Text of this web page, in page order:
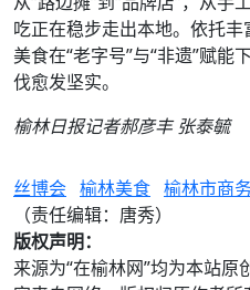
吃正在稳步走出本地。依托
美食在“老字号”与“非遗”赋能
伐愈发坚实。
榆林日报记者郝彦丰 张泰毓
丝博会 榆林美食 榆林市商
（责任编辑：唐秀）
版权声明：
来源为“在榆林网”均为本站